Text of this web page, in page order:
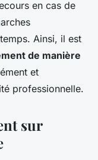
en cas de
Ainsi, il est
de manière
et
professionnelle.
sur